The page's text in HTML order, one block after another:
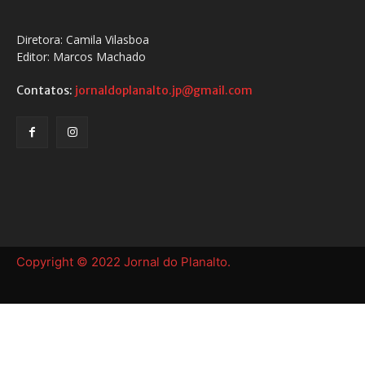
Diretora: Camila Vilasboa
Editor: Marcos Machado
Contatos: jornaldoplanalto.jp@gmail.com
Copyright © 2022 Jornal do Planalto.